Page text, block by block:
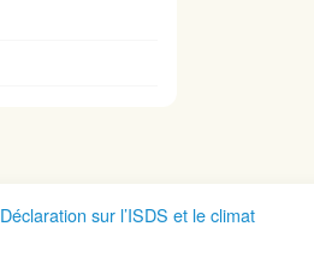
Déclaration sur l’ISDS et le climat